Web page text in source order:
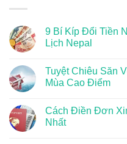
9 Bí Kíp Đổi Tiền
Lịch Nepal
Tuyệt Chiêu Săn
Mùa Cao Điểm
Cách Điền Đơn
Nhất